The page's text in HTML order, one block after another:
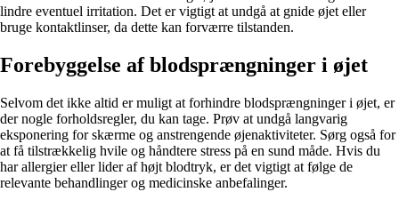
lindre eventuel irritation. Det er vigtigt at undgå at gnide øjet eller
bruge kontaktlinser, da dette kan forværre tilstanden.
Forebyggelse af blodsprængninger i øjet
Selvom det ikke altid er muligt at forhindre blodsprængninger i øjet, er
der nogle forholdsregler, du kan tage. Prøv at undgå langvarig
eksponering for skærme og anstrengende øjenaktiviteter. Sørg også for
at få tilstrækkelig hvile og håndtere stress på en sund måde. Hvis du
har allergier eller lider af højt blodtryk, er det vigtigt at følge de
relevante behandlinger og medicinske anbefalinger.